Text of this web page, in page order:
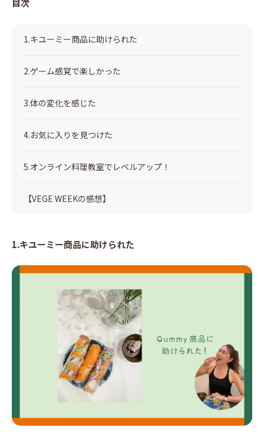
目次
1.キユーミー商品に助けられた
2.ゲーム感覚で楽しかった
3.体の変化を感じた
4.お気に入りを見つけた
5.オンライン料理教室でレベルアップ！
【VEGE WEEKの感想】
1.キユーミー商品に助けられた